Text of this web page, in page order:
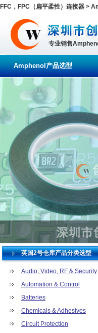
FFC，FPC（扁平柔性）连接器 >
专业销售
Amphenol产品选型
英国2号仓库产品分类选型
Audio, Video, RF & Security
Automation & Control
Batteries
Chemicals & Adhesives
Circuit Protection